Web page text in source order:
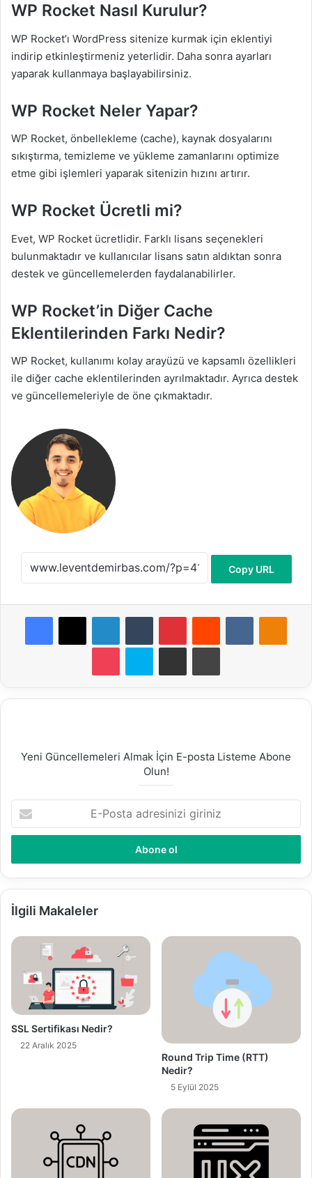
WP Rocket Nasıl Kurulur?
WP Rocket’ı WordPress sitenize kurmak için eklentiyi
indirip etkinleştirmeniz yeterlidir. Daha sonra ayarları
yaparak kullanmaya başlayabilirsiniz.
WP Rocket Neler Yapar?
WP Rocket, önbellekleme (cache), kaynak dosyalarını
sıkıştırma, temizleme ve yükleme zamanlarını optimize
etme gibi işlemleri yaparak sitenizin hızını artırır.
WP Rocket Ücretli mi?
Evet, WP Rocket ücretlidir. Farklı lisans seçenekleri
bulunmaktadır ve kullanıcılar lisans satın aldıktan sonra
destek ve güncellemelerden faydalanabilirler.
WP Rocket’in Diğer Cache
Eklentilerinden Farkı Nedir?
WP Rocket, kullanımı kolay arayüzü ve kapsamlı özellikleri
ile diğer cache eklentilerinden ayrılmaktadır. Ayrıca destek
ve güncellemeleriyle de öne çıkmaktadır.
Copy URL
Yeni Güncellemeleri Almak İçin E-posta Listeme Abone
Olun!
P
s
t
a
r
i
z
n
İlgili Makaleler
SSL Sertifikası Nedir?
22 Aralık 2025
Round Trip Time (RTT)
Nedir?
5 Eylül 2025